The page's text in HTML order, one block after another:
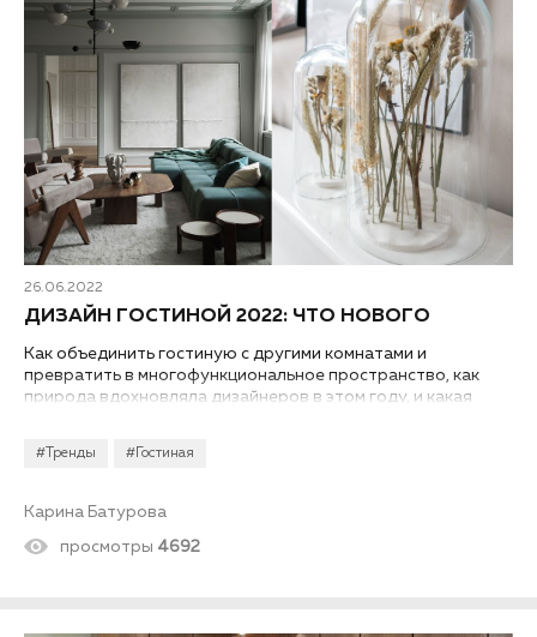
26.06.2022
#Тренды #Гостиная
ДИЗАЙН ГОСТИНОЙ 2022: ЧТО НОВОГО
Как объединить гостиную с другими комнатами и
превратить в многофункциональное пространство, как
природа вдохновляла дизайнеров в этом году, и какая
Карина Батурова
просмотры 4692